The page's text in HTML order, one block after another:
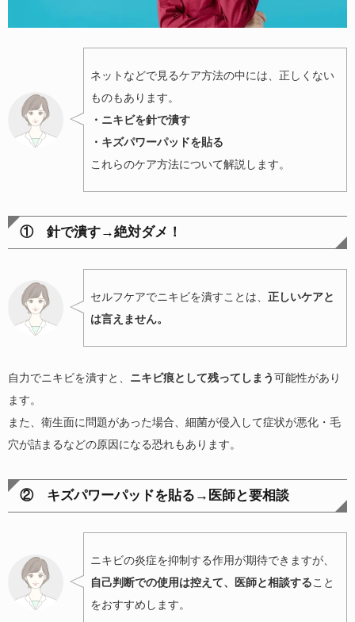
ネットなどで見るケア方法の中には、正しくない
ものもあります。
・ニキビを針で潰す
・キズパワーパッドを貼る
これらのケア方法について解説します。
① 針で潰す→絶対ダメ！
セルフケアでニキビを潰すことは、 正しいケアと
は言えません。
自力でニキビを潰すと、 ニキビ痕として残ってしまう可能性があり
ます。
また、衛生面に問題があった場合、細菌が侵入して症状が悪化・毛
穴が詰まるなどの原因になる恐れもあります。
② キズパワーパッドを貼る→医師と要相談
ニキビの炎症を抑制する作用が期待できますが、
自己判断での使用は控えて、医師と相談すること
をおすすめします。